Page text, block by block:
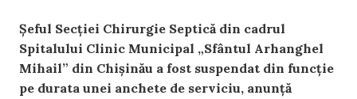
Șeful Secției Chirurgie Septică din cadrul
Spitalului Clinic Municipal „Sfântul Arhanghel
Mihail” din Chișinău a fost suspendat din funcție
pe durata unei anchete de serviciu, anunță